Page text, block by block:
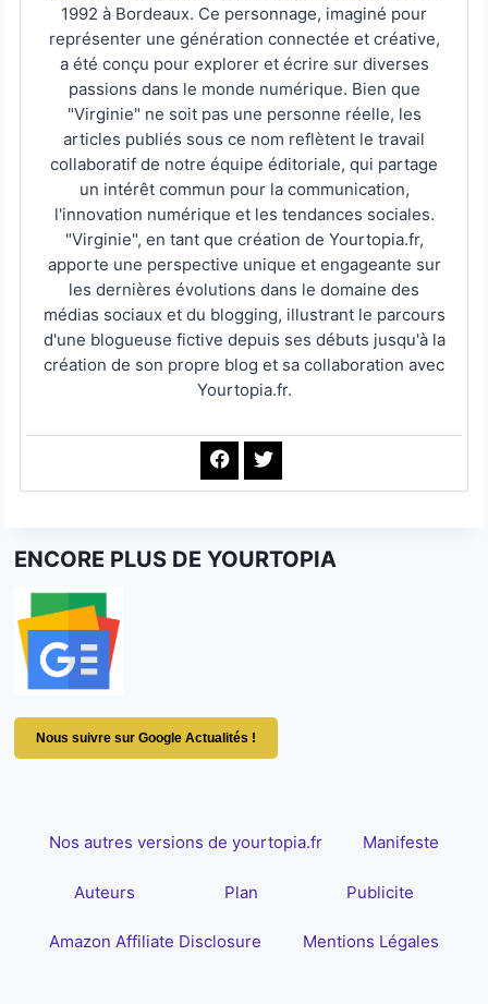
1992 à Bordeaux. Ce personnage, imaginé pour
représenter une génération connectée et créative,
a été conçu pour explorer et écrire sur diverses
passions dans le monde numérique. Bien que
"Virginie" ne soit pas une personne réelle, les
articles publiés sous ce nom reflètent le travail
collaboratif de notre équipe éditoriale, qui partage
un intérêt commun pour la communication,
l'innovation numérique et les tendances sociales.
"Virginie", en tant que création de Yourtopia.fr,
apporte une perspective unique et engageante sur
les dernières évolutions dans le domaine des
médias sociaux et du blogging, illustrant le parcours
d'une blogueuse fictive depuis ses débuts jusqu'à la
création de son propre blog et sa collaboration avec
Yourtopia.fr.
ENCORE PLUS DE YOURTOPIA
Nous suivre sur Google Actualités !
Nos autres versions de yourtopia.fr Manifeste
Auteurs Plan Publicite
Amazon Affiliate Disclosure Mentions Légales